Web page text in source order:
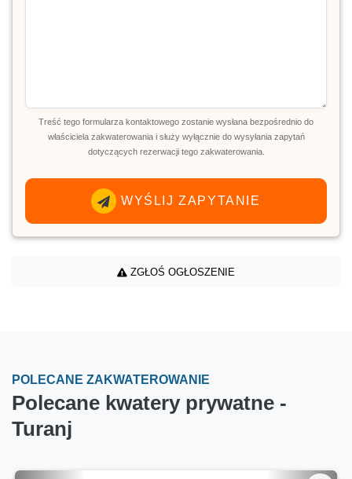
Treść tego formularza kontaktowego zostanie wysłana bezpośrednio do
właściciela zakwaterowania i służy wyłącznie do wysyłania zapytań
dotyczących rezerwacji tego zakwaterowania.
WYŚLIJ ZAPYTANIE
ZGŁOŚ OGŁOSZENIE
POLECANE ZAKWATEROWANIE
Polecane kwatery prywatne -
Turanj